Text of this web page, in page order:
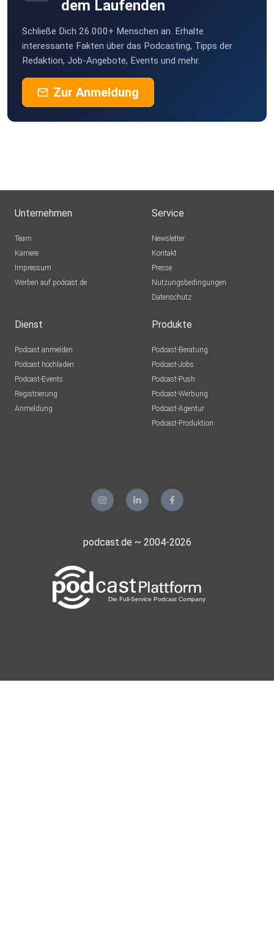
dem Laufenden
Schließe Dich 26.000+ Menschen an. Erhalte
interessante Fakten über das Podcasting, Tipps der
Redaktion, Job-Angebote, Events und mehr.
Zur Anmeldung
Unternehmen
Team
Karriere
Impressum
Werben auf podcast.de
Service
Newsletter
Kontakt
Presse
Nutzungsbedingungen
Datenschutz
Dienst
Podcast anmelden
Podcast hochladen
Podcast-Events
Registrierung
Anmeldung
Produkte
Podcast-Beratung
Podcast-Jobs
Podcast-Push
Podcast-Werbung
Podcast-Agentur
Podcast-Produktion
podcast.de ~ 2004-2026